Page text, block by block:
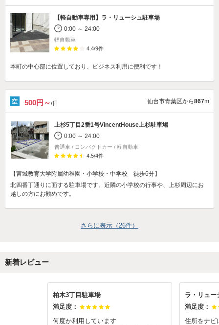
【軽自動車専用】 ラ・リューシュ駐車場
0:00 ～ 24:00
軽自動車
4.4/9件
本町の中心部に位置しており、ビジネス利用に便利です！
500円～/日 仙台市青葉区から867m
上杉5丁目2番1号VincentHouse上杉駐車場
0:00 ～ 24:00
普通車 / コンパクトカー / 軽自動車
4.5/4件
【宮城教育大学附属幼稚園・小学校・中学校 徒歩6分】
北四番丁通りに面する駐車場です。近隣の小学校の行事や、上杉周辺にお
越しの方にお勧めです。
さらに表示（26件）
新着レビュー
柏木3丁目駐車場
満足度：
何度か利用しています
ラ・リュー
満足度：
住所をナビ